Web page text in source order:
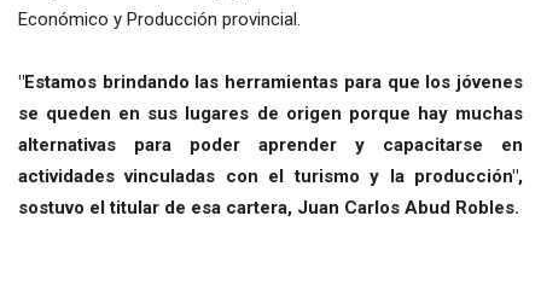
Económico y Producción provincial.
"Estamos brindando las herramientas para que los jóvenes
se queden en sus lugares de origen porque hay muchas
alternativas para poder aprender y capacitarse en
actividades vinculadas con el turismo y la producción",
sostuvo el titular de esa cartera, Juan Carlos Abud Robles.